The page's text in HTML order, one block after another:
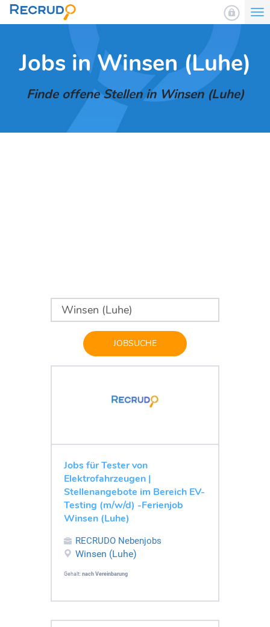
Jobs in Winsen (Luhe)
Finde offene Stellen in Winsen (Luhe)
JOBSUCHE
Jobs für Tester von
Elektrofahrzeugen |
Stellenangebote im Bereich EV-
Testing (m/w/d) -Ferienjob
Winsen (Luhe)
RECRUDO Nebenjobs
Winsen (Luhe)
Gehalt: nach Vereinbarung